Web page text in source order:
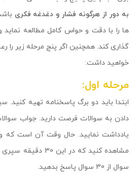
به دور از هرگونه فشار و دغدغه فکری
ها را با دقت و حواس کامل مطالعه نماید
گذاری کند. همچنین اگر پنج مرحله زیر را
خواهید داشت:
مرحله اول:
یادداشت نمایید. حال وقت آن است که
مشاهده کنید که در
سوال از 30 سوال پاسخ بدهید.